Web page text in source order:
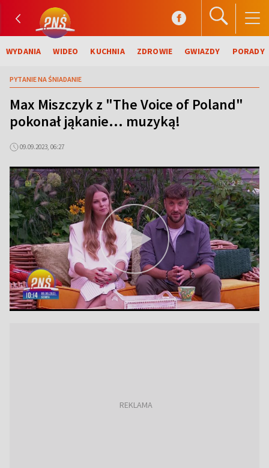
WYDANIA WIDEO KUCHNIA ZDROWIE GWIAZDY PORADY
PYTANIE NA ŚNIADANIE
Max Miszczyk z "The Voice of Poland"
pokonał jąkanie... muzyką!
09.09.2023, 06:27